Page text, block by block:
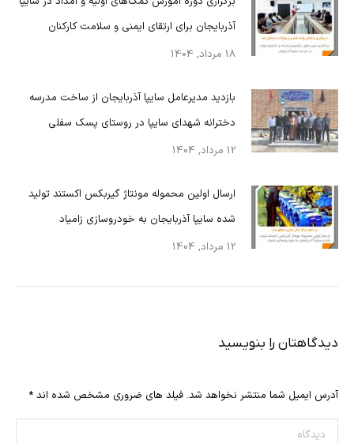
آذربایجان برای ارتقای ایمنی و سلامت کارکنان
18 مرداد, 1404
بازدید مدیرعامل سایپا آذربایجان از ساخت مدرسه
دخترانه شهدای سایپا در روستای پسک سفلی
12 مرداد, 1404
ارسال اولین محموله مونتاژ گیربکس اکستند تولید
شده سایپا آذربایجان به خودروسازی زامیاد
12 مرداد, 1404
دیدگاهتان را بنویسید
آدرس ایمیل شما منتشر نخواهد شد. فیلد های ضروری مشخص شده اند *
دیدگاه